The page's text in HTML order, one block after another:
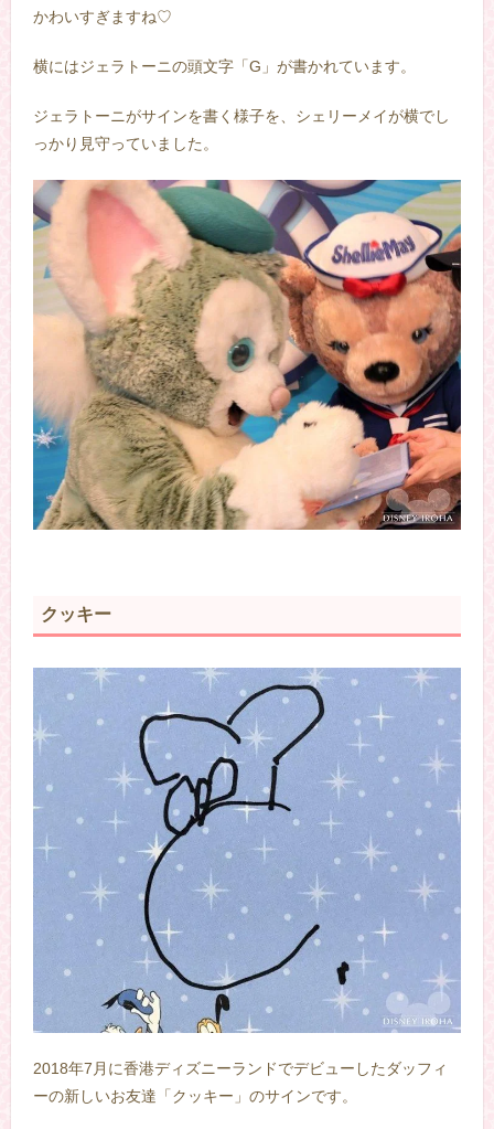
かわいすぎますね♡
横にはジェラトーニの頭文字「G」が書かれています。
ジェラトーニがサインを書く様子を、シェリーメイが横でし
っかり見守っていました。
クッキー
2018年7月に香港ディズニーランドでデビューしたダッフィ
ーの新しいお友達「クッキー」のサインです。